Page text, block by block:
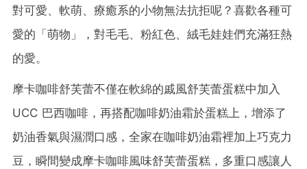
對可愛、軟萌、療癒系的小物無法抗拒呢？喜歡各種可
愛的「萌物」，對毛毛、粉紅色、絨毛娃娃們充滿狂熱
的愛。
摩卡咖啡舒芙蕾不僅在軟綿的戚風舒芙蕾蛋糕中加入
UCC 巴西咖啡，再搭配咖啡奶油霜於蛋糕上，增添了
奶油香氣與濕潤口感，全家在咖啡奶油霜裡加上巧克力
豆，瞬間變成摩卡咖啡風味舒芙蕾蛋糕，多重口感讓人